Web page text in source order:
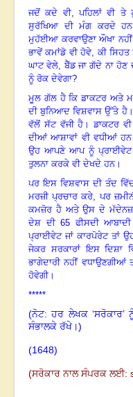
ਜਦੋਂ ਕਦੇ ਵੀ, ਪਹਿਲਾਂ ਵੀ ਤੇ
ਸੁਰੱਖਿਆ ਦੀ ਮੰਗ ਕਰਦੇ ਹਨ
ਮੁਹੱਈਆ ਕਰਵਾਉਣਾ ਔਖਾ ਨਹੀਂ
ਭਾਵੇਂ ਕਮਾਂਡੋ ਵੀ ਹੋਵੇ, ਕੀ
ਘਾਟ ਵੇਲੇ, ਬੈੱਡ ਜਾ ਗੱਦੇ ਨਾ ਹੋਣ
ਨੂੰ ਰੋਕ ਦੇਵੇਗਾ?
ਮੂਲ ਗੱਲ ਹੈ ਕਿ ਡਾਕਟਰ ਅਤੇ
ਦੀ ਬੁਨਿਆਦ ਵਿਸ਼ਵਾਸ ਉੱਤੇ ਹੈ
ਵੱਲੋਂ ਸੱਟ ਵੱਜੀ ਹੈ । ਡਾਕਟਰ
ਦੀਆਂ ਆਸ਼ਾਵਾਂ ਵੀ ਵਧੀਆਂ ਹਨ
ਉਹ ਆਪਣੇ ਆਪ ਨੂੰ ਪ੍ਰਾਈਵੇਟ
ਤੁਲਨਾ ਕਰਕੇ ਵੀ ਦੇਖਦੇ ਹਨ।
ਪਰ ਇਸ ਵਿਸ਼ਵਾਸ ਦੀ ਤੰਦ
ਮਰਜ਼ੀ ਪ੍ਰਚਾਰ ਕਰੇ, ਪਰ
ਕਮਜ਼ੋਰ ਹੈ ਅਤੇ ਉਸ ਦੇ
ਦੇਸ਼ ਦੀ65 ਫੀਸਦੀ
ਪ੍ਰਾਈਵੇਟ ਜਾਂ ਕਾਰਪੋਰੇਟ ਤਾਂ
ਜੇਕਰ ਸਰਕਾਰਾਂ ਇਸ ਦਿਸ਼ਾ
ਭਾਗੇਦਾਰੀ ਨਹੀਂ ਵਧਾਉਣਗੀਆਂ
ਹੋਵੇਗੀ।
*****
(ਨੋਟ: ਹਰ ਲੇਖਕ
ਸੰਭਾਲਕੇ ਰੱਖੇ।)
(1648)
(ਸਰੋਕਾਰ ਨਾਲ ਸੰਪਰਕ ਲਈ: